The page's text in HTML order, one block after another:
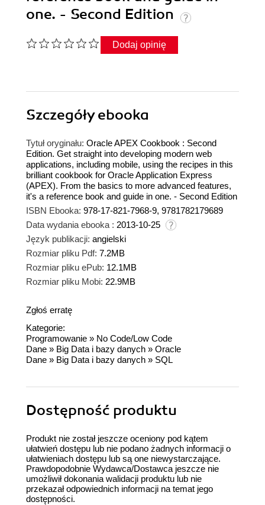
one. - Second Edition
Dodaj opinię
Szczegółyebooka
Tytuł oryginału: Oracle APEX Cookbook : Second
Edition. Get straight into developing modern web
applications, including mobile, using the recipes in this
brilliant cookbook for Oracle Application Express
(APEX). From the basics to more advanced features,
it's a reference book and guide in one. - Second Edition
ISBN Ebooka: 978-17-821-7968-9, 9781782179689
Data wydania ebooka : 2013-10-25
Język publikacji: angielski
Rozmiar pliku Pdf: 7.2MB
Rozmiar pliku ePub: 12.1MB
Rozmiar pliku Mobi: 22.9MB
Zgłoś erratę
Kategorie:
Programowanie » No Code/Low Code
Dane » Big Data i bazy danych » Oracle
Dane » Big Data i bazy danych » SQL
Dostępność produktu
Produkt nie został jeszcze oceniony pod kątem
ułatwień dostępu lub nie podano żadnych informacji o
ułatwieniach dostępu lub są one niewystarczające.
Prawdopodobnie Wydawca/Dostawca jeszcze nie
umożliwił dokonania walidacji produktu lub nie
przekazał odpowiednich informacji na temat jego
dostępności.